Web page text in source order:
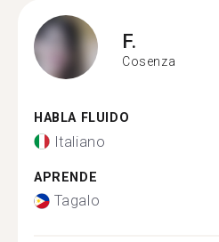
F.
Cosenza
HABLA FLUIDO
Italiano
APRENDE
Tagalo